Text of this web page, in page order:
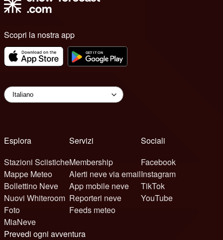
Scopri la nostra app
Esplora
Stazioni Sciistiche
Mappe Meteo
Bollettino Neve
Nuovi Whiteroom
Foto
MiaNeve
Servizi
Membership
Alerti neve via email
App mobile neve
Reporteri neve
Feeds meteo
Sociali
Facebook
Instagram
TikTok
YouTube
Prevedi ogni avventura